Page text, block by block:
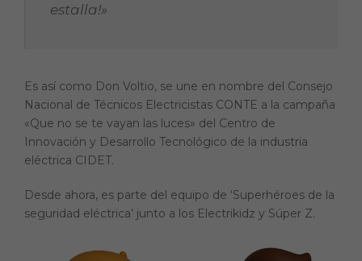
estalla!»
Es así como Don Voltio, se une en nombre del Consejo
Nacional de Técnicos Electricistas CONTE a la campaña
«Que no se te vayan las luces» del Centro de
Innovación y Desarrollo Tecnológico de la industria
eléctrica CIDET.
Desde ahora, es parte del equipo de ‘Superhéroes de la
seguridad eléctrica’ junto a los Electrikidz y Súper Z.